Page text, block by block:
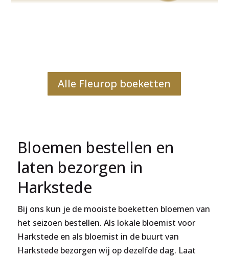
Alle Fleurop boeketten
Bloemen bestellen en
laten bezorgen in
Harkstede
Bij ons kun je de mooiste boeketten bloemen van
het seizoen bestellen. Als lokale bloemist voor
Harkstede en als bloemist in de buurt van
Harkstede bezorgen wij op dezelfde dag. Laat